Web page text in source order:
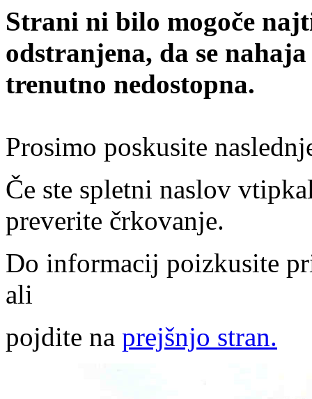
Strani ni bilo mogoče
odstranjena, da se
trenutno nedostopna.
Prosimo poskusite
Če ste spletni naslov
preverite črkovanje.
Do informacij poizkusite
ali
pojdite na prejšnjo stran.